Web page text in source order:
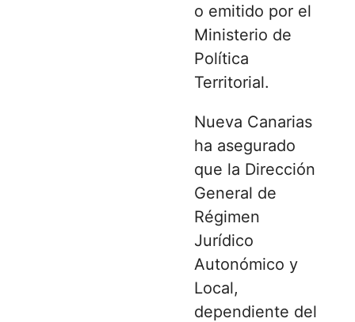
o emitido por el
Ministerio de
Política
Territorial.
Nueva Canarias
ha asegurado
que la Dirección
General de
Régimen
Jurídico
Autonómico y
Local,
dependiente del